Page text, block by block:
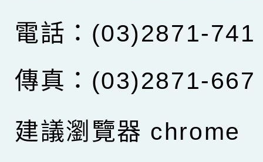
電話：(03)2871-741
傳真：(03)2871-667
建議瀏覽器 chrome